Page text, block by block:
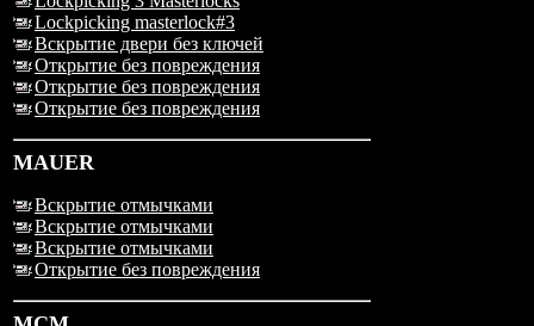
Lockpicking masterlock#3
Вскрытие двери без ключей
Открытие без повреждения
Открытие без повреждения
Открытие без повреждения
MAUER
Вскрытие отмычками
Вскрытие отмычками
Вскрытие отмычками
Открытие без повреждения